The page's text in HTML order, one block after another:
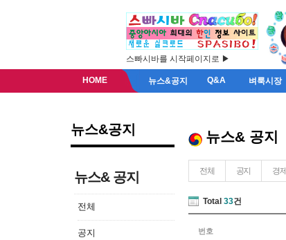
스빠시바를 시작페이지로 ▶
HOME 뉴스&공지 Q&A 벼룩시장
뉴스&공지
뉴스& 공지
전체
공지
뉴스& 공지
전체 공지 경제
Total 33건
번호